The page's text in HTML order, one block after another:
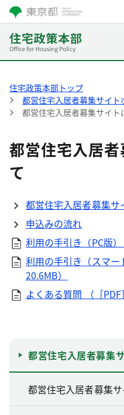
住宅政策本部トップ
都営住宅入居者募集サイト
都営住宅入居者募集サイト
都営住宅入居
て
都営住宅入居者募集サ
申込みの流れ
利用の手引き（PC版）
利用の手引き（スマー
20.6MB）
よくある質問 （［PDF
都営住宅入居者募集
都営住宅入居者募集